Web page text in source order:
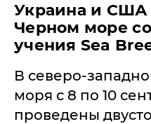
Украина и США
Черном море
учения Sea
В северо-
моря с 8 по 10
проведены